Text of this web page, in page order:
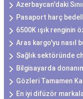
Azerbaycan'daki
Pasaport harç
6500K ışık renginin
Aras kargo'yu nasıl
Sağlık sektöründe
Bilgisayarda
Gözleri Tamamen
En iyi difüzör